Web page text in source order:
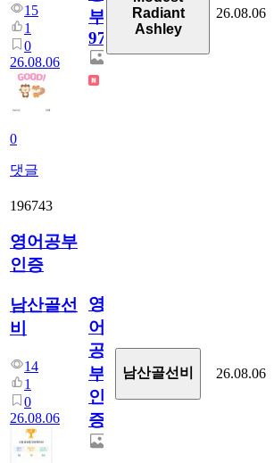
15
1
0
26.08.06
0
댓글
부
97
Radiant
Ashley
26.08.06
196743
영어공부
인증
남산골선
비
14
1
0
26.08.06
영
어
공
부
인
증
남산골선비 26.08.06